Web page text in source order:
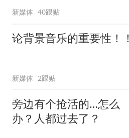
新媒体 40跟贴
论背景音乐的重要性！！
新媒体 2跟贴
旁边有个抢活的…怎么
办？人都过去了？